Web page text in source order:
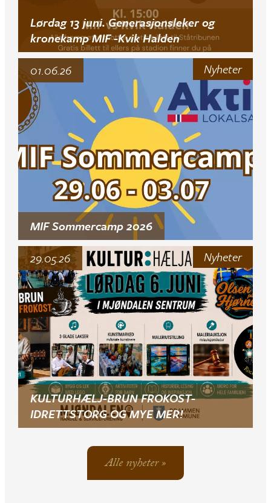
Lørdag 13 juni. Generasjonsleker og
kronekamp MIF -Kvik Halden
Nyheter
MIF Sommercamp 2026
01.06.26
Nyheter
KULTURHÆLJ-BRUN FROKOST-
IDRETTSTORG OG MYE MER!
29.05.26
Alle nyheter »